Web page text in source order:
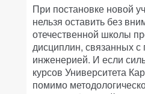
При постановке новой
нельзя оставить без
отечественной школы
дисциплин, связанных
инженерией. И если
курсов Университета
помимо